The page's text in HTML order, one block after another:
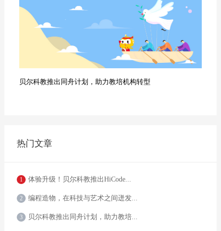
贝尔科教推出同舟计划，助力教培机构转型
热门文章
1 体验升级！贝尔科教推出HiCode...
2 编程造物，在科技与艺术之间迸发...
3 贝尔科教推出同舟计划，助力教培...